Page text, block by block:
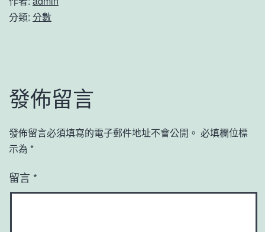
分類: 分數
發佈留言
發佈留言必須填寫的電子郵件地址不會公開。 必填欄位標
示為 *
留言 *